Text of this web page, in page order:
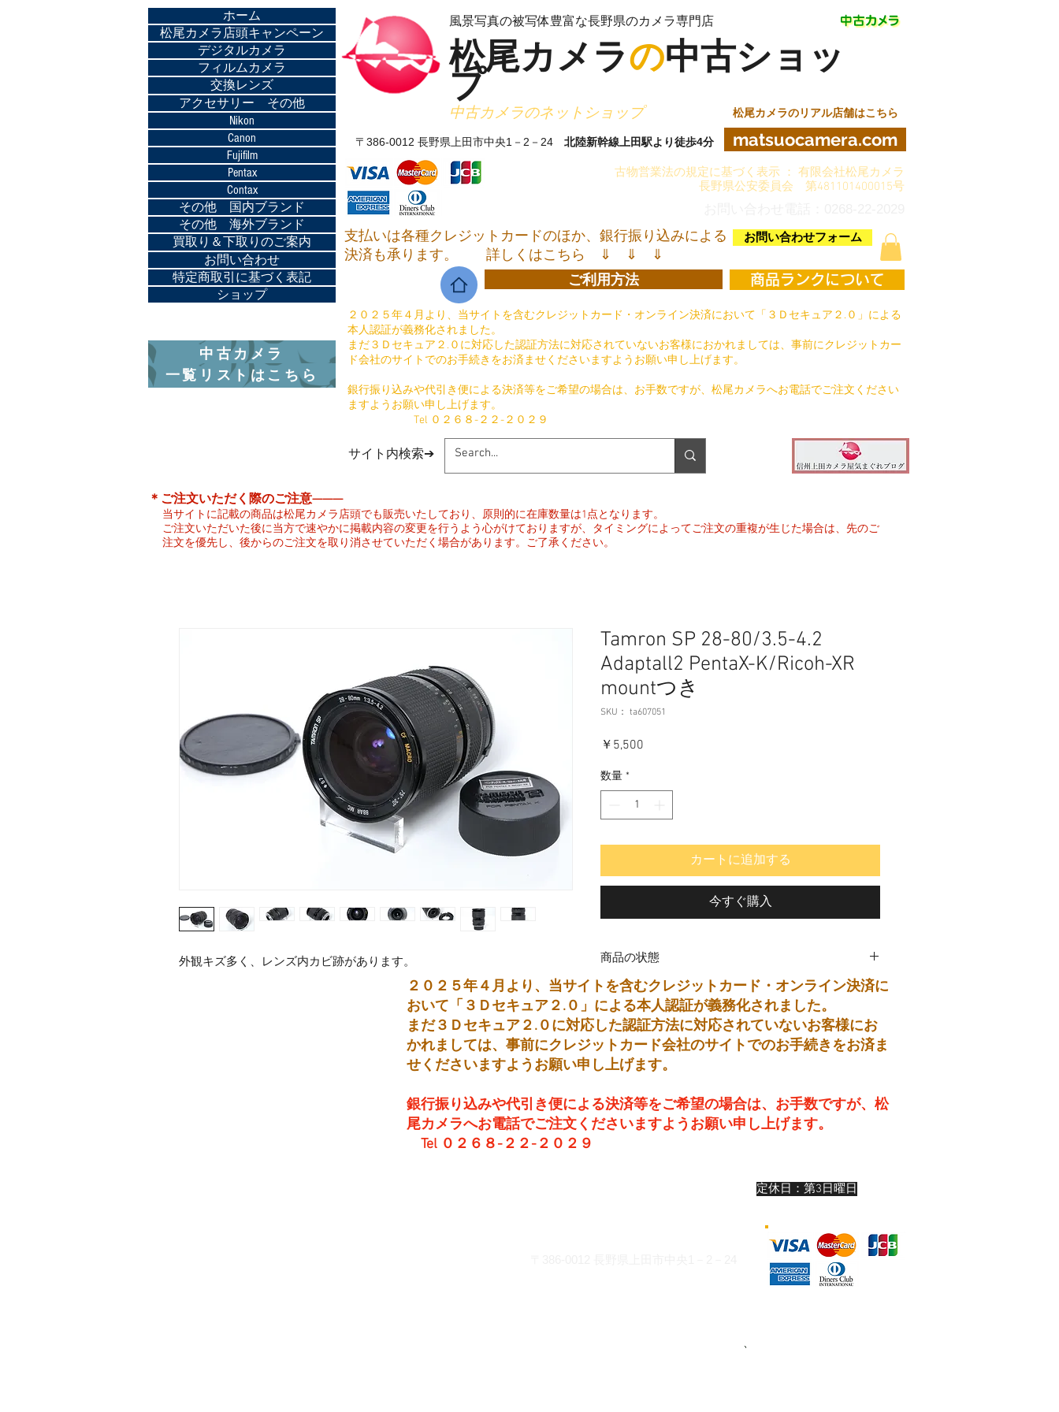
ホーム
松尾カメラ店頭キャンペーン
デジタルカメラ
フィルムカメラ
交換レンズ
アクセサリー その他
Nikon
Canon
Fujifilm
Pentax
Contax
その他 国内ブランド
その他 海外ブランド
買取り＆下取りのご案内
お問い合わせ
特定商取引に基づく表記
ショップ
中古カメラ
一覧リストはこちら
​風景写真の被写体豊富な長野県のカメラ専門店
松尾カメラの中古ショッ
プ
​中古カメラのネットショップ 松尾カメラのリアル店舗はこちら
〒386-0012 長野県上田市中央1－2－24 北陸新幹線上田駅より徒歩4分 matsuocamera.com
古物営業法の規定に基づく表示 ： 有限会社松尾カメラ
長野県公安委員会 第481101400015号
支払いは各種クレジットカードのほか、銀行振り込みによる
決済も承ります。 詳しくはこちら ⇓ ⇓ ⇓
ご利用方法
お問い合わせフォーム
商品ランクについて
２０２５年４月より、当サイトを含むクレジットカード・オンライン決済において「３Ｄセキュア２.０」による
本人認証が義務化されました。
まだ３Ｄセキュア２.０に対応した認証方法に対応されていないお客様におかれましては、事前にクレジットカー
ド会社のサイトでのお手続きをお済ませくださいますようお願い申し上げます。
銀行振り込みや代引き便による決済等をご希望の場合は、お手数ですが、松尾カメラへお電話でご注文ください
ますようお願い申し上げます。
​ Tel ０２６８-２２-２０２９
​サイト内検索➔
​＊ご注文いただく際のご注意———
外観キズ多く、レンズ内カビ跡があります。
Tamron SP 28-80/3.5-4.2
Adaptall2 PentaX-K/Ricoh-XR
mountつき
SKU： ta607051
￥5,500
数量 *
カートに追加する
今すぐ購入
商品の状態
中古品
当サイトに記載の商品は松尾カメラ店頭でも販売いたしており、原則的に在庫数量は1点となります。
ご注文いただいた後に当方で速やかに掲載内容の変更を行うよう心がけておりますが、タイミングによってご注文の重複が生じた場合は、先のご
注文を優先し、後からのご注文を取り消させていただく場合があります。ご了承ください。
２０２５年４月より、当サイトを含むクレジットカード・オンライン決済に
おいて「３Ｄセキュア２.０」による本人認証が義務化されました。
まだ３Ｄセキュア２.０に対応した認証方法に対応されていないお客様にお
かれましては、事前にクレジットカード会社のサイトでのお手続きをお済ま
せくださいますようお願い申し上げます。
銀行振り込みや代引き便による決済等をご希望の場合は、お手数ですが、松
尾カメラへお電話でご注文くださいますようお願い申し上げます。
Tel ０２６８-２２-２０２９
定休日：第3日曜日
、